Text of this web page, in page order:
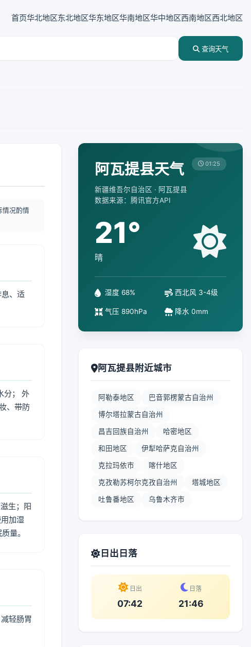
首页华北地区东北地区华东地区华南地区华中地区西南地区西北地区
查询天气
情况酌情
、适
分； 外
、带防
生；阳
加湿
量。
轻肠胃
阿瓦提县天气
新疆维吾尔自治区 · 阿瓦提县
数据来源：腾讯官方API
01:25
21°
晴
湿度 68% 西北风 3-4级
气压 890hPa 降水 0mm
阿瓦提县附近城市
阿勒泰地区 巴音郭楞蒙古自治州
博尔塔拉蒙古自治州
昌吉回族自治州 哈密地区
和田地区 伊犁哈萨克自治州
克拉玛依市 喀什地区
克孜勒苏柯尔克孜自治州 塔城地区
吐鲁番地区 乌鲁木齐市
日出日落
日出
07:42
日落
21:46